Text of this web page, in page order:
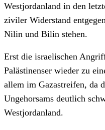
Westjordanland in den
ziviler Widerstand
Nilin und Bilin stehen.
Erst die israelischen
Palästinenser wieder zu
allem im Gazastreifen, da
Ungehorsams deutlich
Westjordanland.